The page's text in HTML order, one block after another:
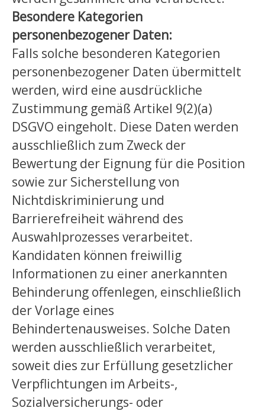
Besondere Kategorien
personenbezogener Daten:
Falls solche besonderen Kategorien
personenbezogener Daten übermittelt
werden, wird eine ausdrückliche
Zustimmung gemäß Artikel 9(2)(a)
DSGVO eingeholt. Diese Daten werden
ausschließlich zum Zweck der
Bewertung der Eignung für die Position
sowie zur Sicherstellung von
Nichtdiskriminierung und
Barrierefreiheit während des
Auswahlprozesses verarbeitet.
Kandidaten können freiwillig
Informationen zu einer anerkannten
Behinderung offenlegen, einschließlich
der Vorlage eines
Behindertenausweises. Solche Daten
werden ausschließlich verarbeitet,
soweit dies zur Erfüllung gesetzlicher
Verpflichtungen im Arbeits-,
Sozialversicherungs- oder